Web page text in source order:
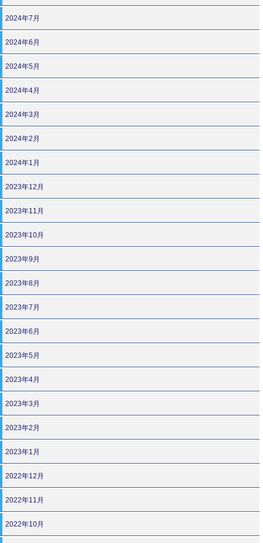
2024年7月
2024年6月
2024年5月
2024年4月
2024年3月
2024年2月
2024年1月
2023年12月
2023年11月
2023年10月
2023年9月
2023年8月
2023年7月
2023年6月
2023年5月
2023年4月
2023年3月
2023年2月
2023年1月
2022年12月
2022年11月
2022年10月